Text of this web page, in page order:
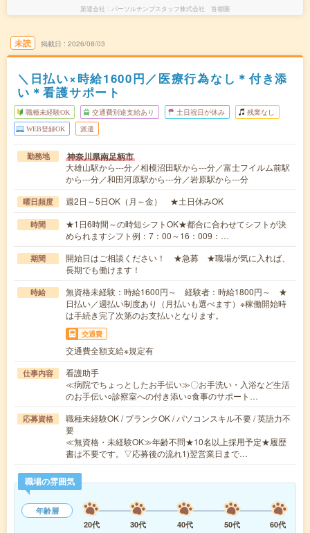
派遣会社 パーソルテンプスタッフ株式会社 首都圏
未読 掲載日 2026/08/03
＼日払い×時給1600円／医療行為なし＊付き添
い＊看護サポート
職種未経験OK 交通費別途支給あり 土日祝日が休み 残業なし
WEB登録OK 派遣
勤務地 神奈川県南足柄市
大雄山駅から---分／相模沼田駅から---分／富士フイルム前駅
から---分／和田河原駅から---分／岩原駅から---分
曜日頻度 週2日～5日OK（月～金） ★土日休みOK
時間
★1日6時間～の時短シフトOK★都合に合わせてシフトが決
められますシフト例：7：00～16：009：…
期間
開始日はご相談ください！ ★急募 ★職場が気に入れば、
長期でも働けます！
時給
無資格未経験：時給1600円～ 経験者：時給1800円～ ★
日払い／週払い制度あり（月払いも選べます）※稼働開始時
は手続き完了次第のお支払いとなります。
交通費
交通費全額支給※規定有
仕事内容
看護助手
≪病院でちょっとしたお手伝い≫〇お手洗い・入浴など生活
のお手伝い○診察室への付き添い○食事のサポート…
応募資格
職種未経験OK / ブランクOK / パソコンスキル不要 / 英語力不
要
≪無資格・未経験OK≫年齢不問★10名以上採用予定★履歴
書は不要です。▽応募後の流れ1)翌営業日まで…
職場の雰囲気
年齢層
20代
30代 40代 50代 60代